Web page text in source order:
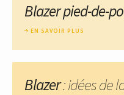
Blazer pied-de-
EN SAVOIR PLUS
Blazer: idées de